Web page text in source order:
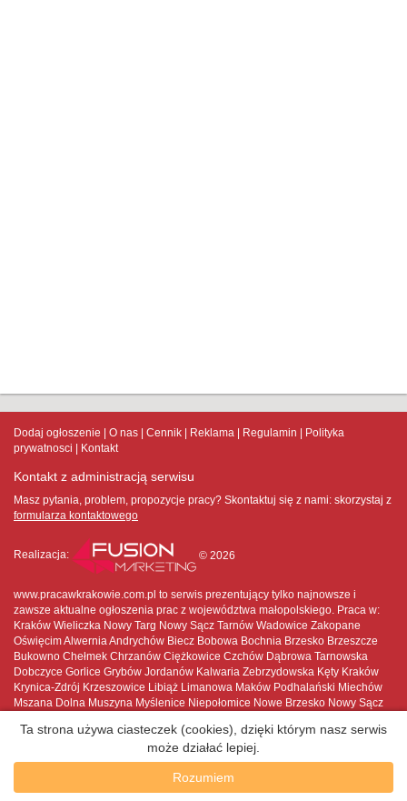
Dodaj ogłoszenie O nas Cennik Reklama Regulamin
Polityka
prywatnosci
Kontakt
Kontakt z administracją serwisu
Masz pytania, problem, propozycje pracy? Skontaktuj się z nami: skorzystaj z
formularza kontaktowego
Realizacja: © 2026
www.pracawkrakowie.com.pl to serwis prezentujący tylko najnowsze i
zawsze aktualne ogłoszenia prac z województwa małopolskiego. Praca w:
Kraków Wieliczka Nowy Targ Nowy Sącz Tarnów Wadowice Zakopane
Oświęcim Alwernia Andrychów Biecz Bobowa Bochnia Brzesko Brzeszcze
Bukowno Chełmek Chrzanów Ciężkowice Czchów Dąbrowa Tarnowska
Dobczyce Gorlice Grybów Jordanów Kalwaria Zebrzydowska Kęty Kraków
Krynica-Zdrój Krzeszowice Libiąż Limanowa Maków Podhalański Miechów
Mszana Dolna Muszyna Myślenice Niepołomice Nowe Brzesko Nowy Sącz
Rabka-Zdrój Radłów Ryglice Skała Skawina Słomniki Stary Sącz Sucha
Beskidzka Sułkowice Szczawnica Szczucin Świątniki Górne Tarnów
Trzebinia Tuchów Wadowice Wieliczka Wojnicz Wolbrom Zakliczyn
Ta strona używa ciasteczek (cookies), dzięki którym nasz serwis
może działać lepiej.
Rozumiem